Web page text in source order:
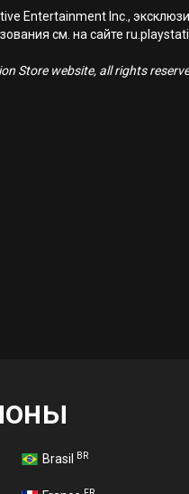
Entertainment Inc.,
см. на сайте
Store website, all rights
Brasil BR